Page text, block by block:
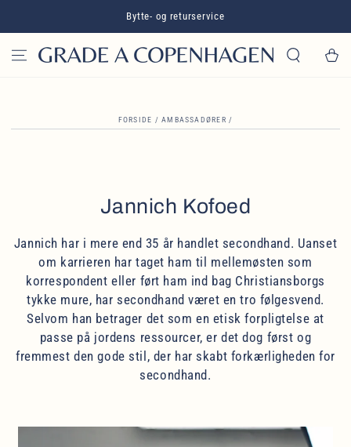
Bytte- og returservice
Kurv
FORSIDE / AMBASSADØRER /
Jannich Kofoed
Jannich har i mere end 35 år handlet secondhand. Uanset
om karrieren har taget ham til mellemøsten som
korrespondent eller ført ham ind bag Christiansborgs
tykke mure, har secondhand været en tro følgesvend.
Selvom han betrager det som en etisk forpligtelse at
passe på jordens ressourcer, er det dog først og
fremmest den gode stil, der har skabt forkærligheden for
secondhand.